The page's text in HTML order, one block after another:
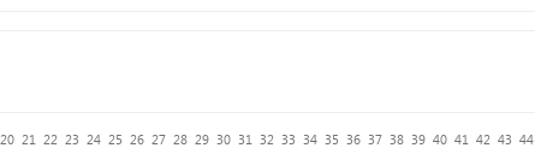
20 21 22 23 24 25 26 27 28 29 30 31 32 33 34 35 36 37 38 39 40 41 42 43 44